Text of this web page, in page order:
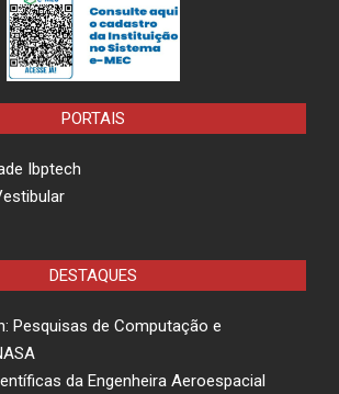
PORTAIS
Ibptech
DESTAQUES
Pesquisas de Computação e
da Engenheira Aeroespacial